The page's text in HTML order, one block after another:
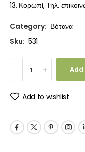
13, Κορωπί, Τηλ.
Category: Βότανα
Sku: 531
Add
Add to wishlist